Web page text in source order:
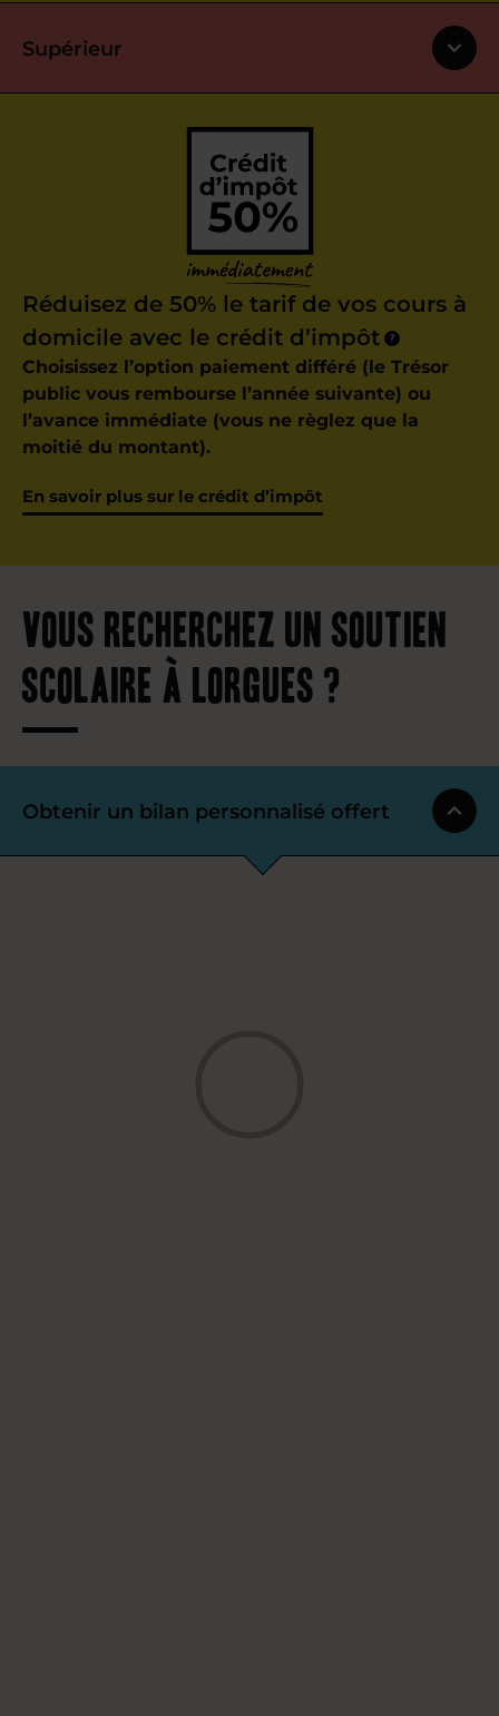
Supérieur
Réduisez de 50% le tarif de vos cours à
domicile avec le crédit d’impôt
?
Choisissez l’option paiement différé (le Trésor
public vous rembourse l’année suivante) ou
l’avance immédiate (vous ne règlez que la
moitié du montant).
En savoir plus sur le crédit d’impôt
Vous recherchez un soutien
scolaire à Lorgues ?
Obtenir un bilan personnalisé offert